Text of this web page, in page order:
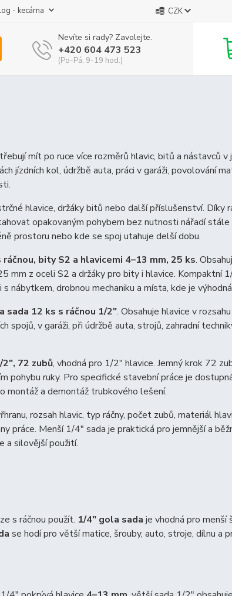
- kecárna CZK
Nevíte si rady? Zavolejte.
+420 604 473 523
(Po-Pá, 9-19 hod.)
mít po ruce více rozměrů hlavic, bitů a nástavců
jízdních kol, údržbě auta, práci v garáži, povolování
hlavice, držáky bitů nebo další příslušenství. Díky
opakovaným pohybem bez nutnosti nářadí stále
prostoru nebo kde se spoj utahuje delší dobu.
bity S2 a hlavicemi 4–13 mm, 25 ks.
mm z oceli S2 a držáky pro bity i hlavice. Kompaktní
nábytkem, drobnou mechaniku a místa, kde je
sada 12 ks s ráčnou 1/2″. Obsahuje hlavice v
v garáži, při údržbě auta, strojů, zahradní
72 zubů, vhodná pro 1/2″ hlavice. Jemný krok 72
pohybu ruky. Pro specifické stavební práce je
montáž a demontáž trubkového lešení.
rozsah hlavic, typ ráčny, počet zubů, materiál
práce. Menší 1/4″ sada je praktická pro jemnější a
a silovější použití.
s ráčnou použít. 1/4″ gola sada je vhodná pro menší
se hodí pro větší matice, šrouby, auto, stroje, dílnu a